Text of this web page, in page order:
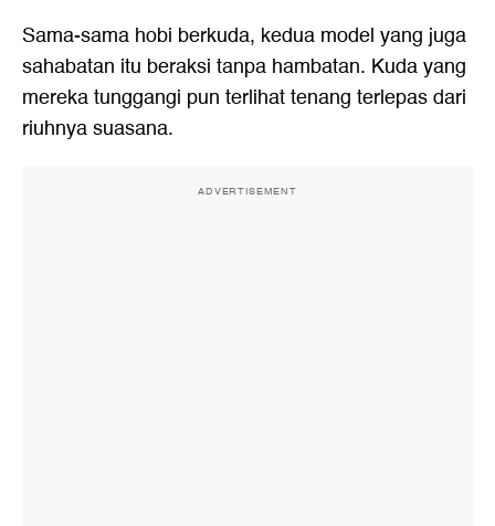
Sama-sama hobi berkuda, kedua model yang juga
sahabatan itu beraksi tanpa hambatan. Kuda yang
mereka tunggangi pun terlihat tenang terlepas dari
riuhnya suasana.
ADVERTISEMENT